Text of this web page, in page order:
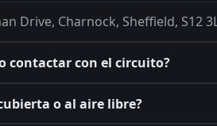
Drive, Charnock, Sheffield, S12
contactar con el circuito?
o al aire libre?